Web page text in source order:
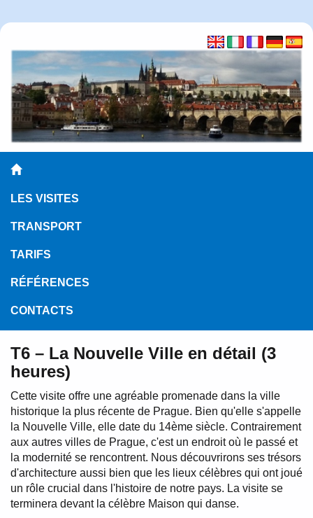
LES VISITES
TRANSPORT
TARIFS
RÉFÉRENCES
CONTACTS
T6 – La Nouvelle Ville en détail (3
heures)
Cette visite offre une agréable promenade dans la ville
historique la plus récente de Prague. Bien qu'elle s'appelle
la Nouvelle Ville, elle date du 14ème siècle. Contrairement
aux autres villes de Prague, c'est un endroit où le passé et
la modernité se rencontrent. Nous découvrirons ses trésors
d'architecture aussi bien que les lieux célèbres qui ont joué
un rôle crucial dans l'histoire de notre pays. La visite se
terminera devant la célèbre Maison qui danse.